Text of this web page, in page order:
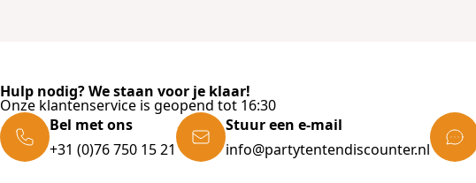
Hulp nodig? We staan voor je klaar!
Onze klantenservice is geopend tot 16:30
Bel met ons
+31 (0)76 750 15 21
Stuur een e-mail
info@partytentendiscounter.nl